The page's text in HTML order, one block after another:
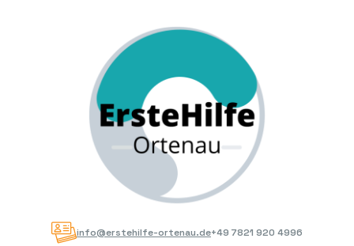
info@erstehilfe-ortenau.de+49 7821 920 4996